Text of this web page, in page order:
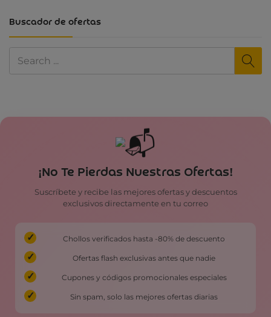
Buscador de ofertas
¡No Te Pierdas Nuestras Ofertas!
Suscríbete y recibe las mejores ofertas y descuentos
exclusivos directamente en tu correo
Chollos verificados hasta -80% de descuento
Ofertas flash exclusivas antes que nadie
Cupones y códigos promocionales especiales
Sin spam, solo las mejores ofertas diarias